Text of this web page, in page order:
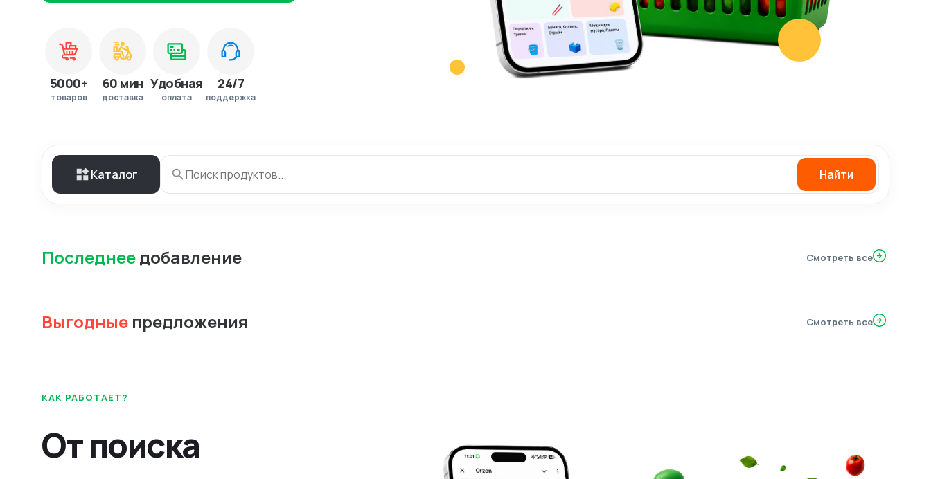
5000+
товаров
60 мин
доставка
Удобная
оплата
24/7
поддержка
Каталог Найти
Последнеедобавление Смотреть все
Выгодные предложения Смотреть все
КАК РАБОТАЕТ?
От поиска